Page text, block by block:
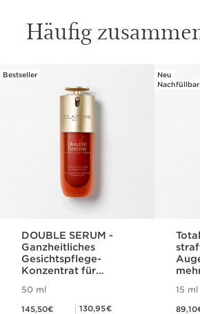
Häufig
Bestseller
DOUBLE SERUM -
Ganzheitliches
Gesichtspflege-
Konzentrat für
50 ml
145,50€ Mitgliederpreis 130,95€
130,95€
Neu
Nachfüllbar
15 ml